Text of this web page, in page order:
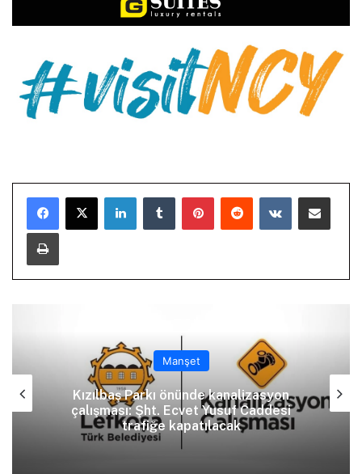
LinkedInTumblr PinterestReddit VKontakteE-Posta ile paylaş
Yazdır
Manşet
Kızılbaş Parkı önünde kanalizasyon
çalışması: Şht. Ecvet Yusuf Caddesi
trafiğe kapatılacak